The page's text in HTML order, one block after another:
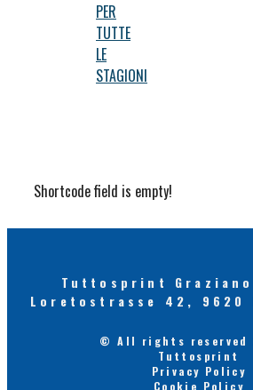
PER
TUTTE
LE
STAGIONI
Shortcode field is empty!
Tuttosprint
Loretostrasse 42, 9620
© All rights reserved
Tuttosprint
Privacy Policy
Cookie Policy